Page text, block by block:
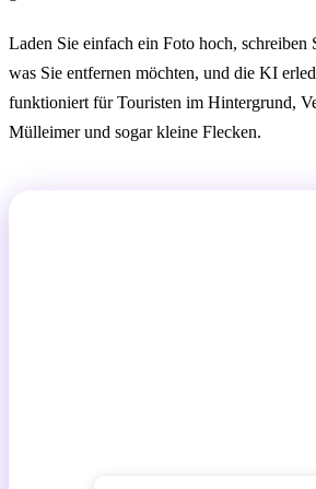
Laden Sie einfach ein Foto hoch, schreiben
was Sie entfernen möchten, und die KI
funktioniert für Touristen im Hintergrund,
Mülleimer und sogar kleine Flecken.